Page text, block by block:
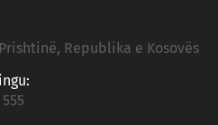
Republika e Kosovës